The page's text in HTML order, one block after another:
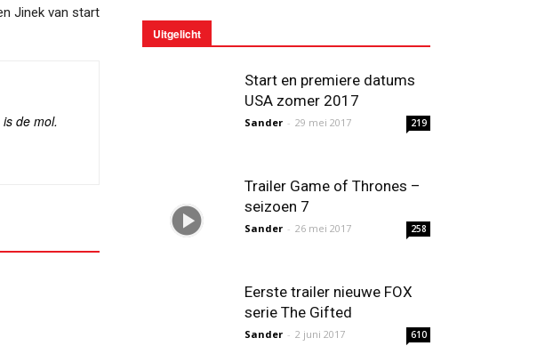
Jinek van start
de mol.
Uitgelicht
Start en premiere datums
USA zomer 2017
Sander - 29 mei 2017 219
Trailer Game of Thrones –
seizoen 7
Sander - 26 mei 2017 258
Eerste trailer nieuwe FOX
serie The Gifted
Sander - 2 juni 2017 610